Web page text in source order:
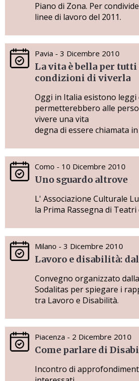
Piano di Zona. Per
linee di lavoro del 2011.
Pavia - 3 Dicembre 2010
La vita è bella per tutti
condizioni di viverla
Oggi in Italia esistono leggi
permetterebbero alle
vivere una vita
degna di essere chiamata
Como - 10 Dicembre 2010
Uno sguardo altrove
L' Associazione Culturale
la Prima Rassegna di
Milano - 3 Dicembre 2010
Lavoro e disabilità:
Convegno organizzato
Sodalitas per spiegare i
tra Lavoro e Disabilità.
Piacenza - 2 Dicembre 2010
Come parlare di
Incontro di